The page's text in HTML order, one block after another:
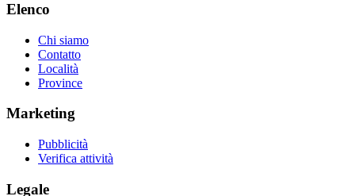
Elenco
Chi siamo
Contatto
Località
Province
Marketing
Pubblicità
Verifica attività
Legale